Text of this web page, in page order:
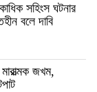
সহিংস ঘটনার
বলে দাবি
জখম,